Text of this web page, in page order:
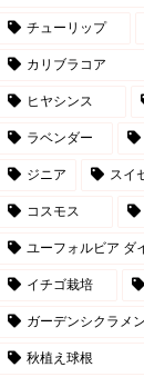
チューリップ
カリブラコア
ヒヤシンス
ラベンダー
ジニア スイ
コスモス
ユーフォルビア ダ
イチゴ栽培
ガーデンシクラメン
秋植え球根